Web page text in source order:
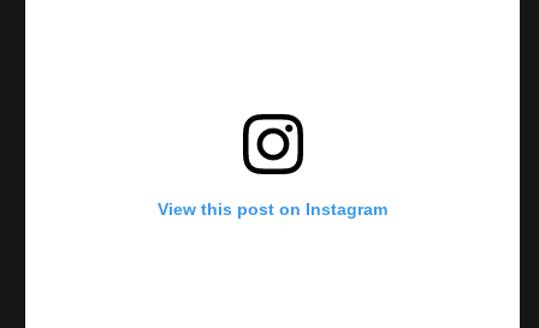
View this post on Instagram